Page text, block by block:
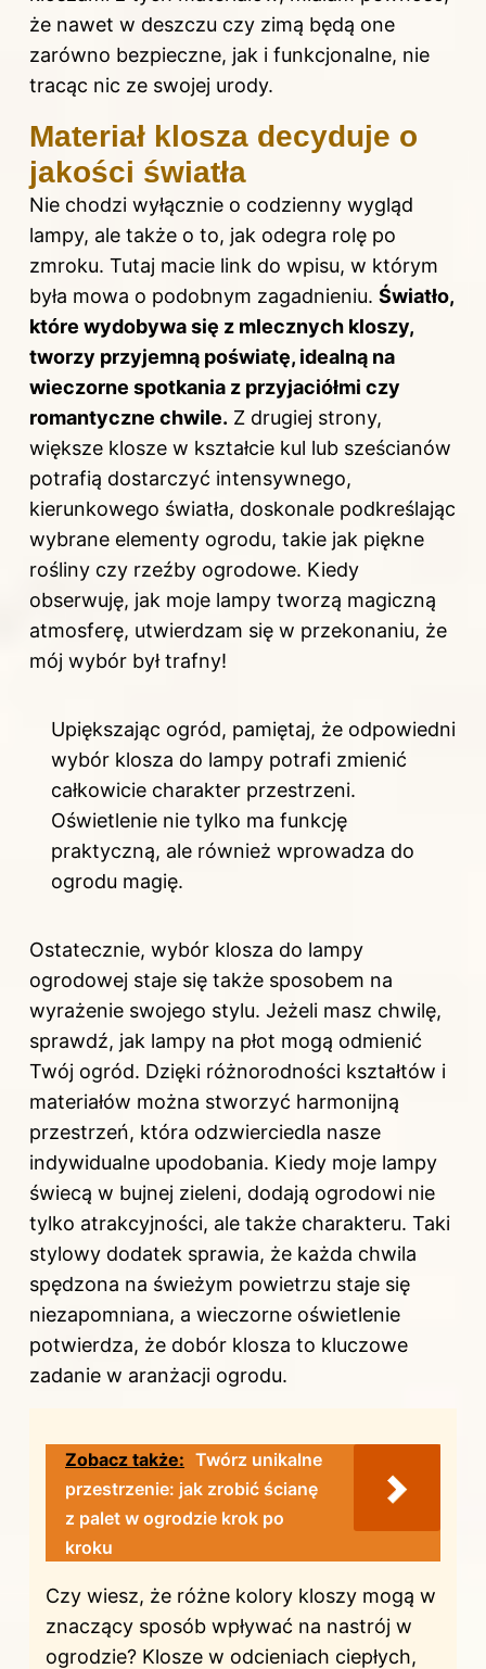
że nawet w deszczu czy zimą będą one
zarówno bezpieczne, jak i funkcjonalne, nie
tracąc nic ze swojej urody.
Materiał klosza decyduje o
jakości światła
Nie chodzi wyłącznie o codzienny wygląd
lampy, ale także o to, jak odegra rolę po
zmroku. Tutaj macie link do wpisu, w którym
była mowa o podobnym zagadnieniu. Światło,
które wydobywa się z mlecznych kloszy,
tworzy przyjemną poświatę, idealną na
wieczorne spotkania z przyjaciółmi czy
romantyczne chwile. Z drugiej strony,
większe klosze w kształcie kul lub sześcianów
potrafią dostarczyć intensywnego,
kierunkowego światła, doskonale podkreślając
wybrane elementy ogrodu, takie jak piękne
rośliny czy rzeźby ogrodowe. Kiedy
obserwuję, jak moje lampy tworzą magiczną
atmosferę, utwierdzam się w przekonaniu, że
mój wybór był trafny!
Upiększając ogród, pamiętaj, że odpowiedni
wybór klosza do lampy potrafi zmienić
całkowicie charakter przestrzeni.
Oświetlenie nie tylko ma funkcję
praktyczną, ale również wprowadza do
ogrodu magię.
Ostatecznie, wybór klosza do lampy
ogrodowej staje się także sposobem na
wyrażenie swojego stylu. Jeżeli masz chwilę,
sprawdź, jak lampy na płot mogą odmienić
Twój ogród. Dzięki różnorodności kształtów i
materiałów można stworzyć harmonijną
przestrzeń, która odzwierciedla nasze
indywidualne upodobania. Kiedy moje lampy
świecą w bujnej zieleni, dodają ogrodowi nie
tylko atrakcyjności, ale także charakteru. Taki
stylowy dodatek sprawia, że każda chwila
spędzona na świeżym powietrzu staje się
niezapomniana, a wieczorne oświetlenie
potwierdza, że dobór klosza to kluczowe
zadanie w aranżacji ogrodu.
Zobacz także: Twórz unikalne
przestrzenie: jak zrobić ścianę
z palet w ogrodzie krok po
kroku
Czy wiesz, że różne kolory kloszy mogą w
znaczący sposób wpływać na nastrój w
ogrodzie? Klosze w odcieniach ciepłych,